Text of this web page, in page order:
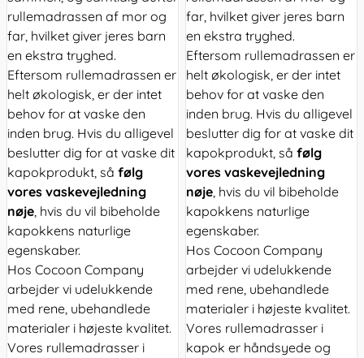
rullemadrassen af mor og
far, hvilket giver jeres barn
en ekstra tryghed.
Eftersom rullemadrassen er
helt økologisk, er der intet
behov for at vaske den
inden brug. Hvis du alligevel
beslutter dig for at vaske dit
kapokprodukt, så følg
vores vaskevejledning
nøje, hvis du vil bibeholde
kapokkens naturlige
egenskaber.
Hos Cocoon Company
arbejder vi udelukkende
med rene, ubehandlede
materialer i højeste kvalitet.
Vores rullemadrasser i
far, hvilket giver jeres barn
en ekstra tryghed.
Eftersom rullemadrassen er
helt økologisk, er der intet
behov for at vaske den
inden brug. Hvis du alligevel
beslutter dig for at vaske dit
kapokprodukt, så følg
vores vaskevejledning
nøje, hvis du vil bibeholde
kapokkens naturlige
egenskaber.
Hos Cocoon Company
arbejder vi udelukkende
med rene, ubehandlede
materialer i højeste kvalitet.
Vores rullemadrasser i
kapok er håndsyede og